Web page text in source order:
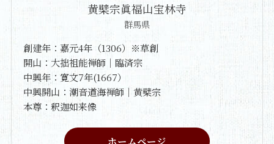
黄檗宗眞福山宝林寺
群馬県
創建年：嘉元4年（1306）※草創
開山：大拙祖能禅師｜臨済宗
中興年：寛文7年(1667）
中興開山：潮音道海禅師｜黄檗宗
本尊：釈迦如来像
ホームページ